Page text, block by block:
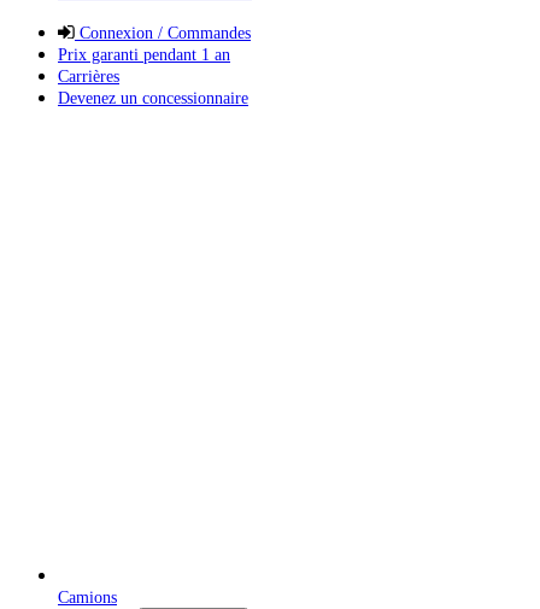
Connexion / Commandes
Prix garanti pendant 1 an
Carrières
Devenez un concessionnaire
Camions